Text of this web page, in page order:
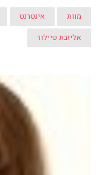
מוות אינטרנט
אליזבת טיילור